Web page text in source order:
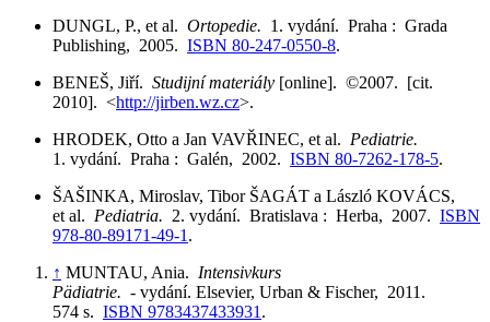
DUNGL, P., et al. Ortopedie. 1. vydání. Praha : Grada
Publishing, 2005. ISBN 80-247-0550-8.
BENEŠ, Jiří. Studijní materiály [online]. ©2007. [cit.
2010]. <http://jirben.wz.cz>.
HRODEK, Otto a Jan VAVŘINEC, et al. Pediatrie.
1. vydání. Praha : Galén, 2002. ISBN 80-7262-178-5.
ŠAŠINKA, Miroslav, Tibor ŠAGÁT a László KOVÁCS,
et al. Pediatria. 2. vydání. Bratislava : Herba, 2007. ISBN
978-80-89171-49-1 .
↑ MUNTAU, Ania. Intensivkurs
Pädiatrie. - vydání. Elsevier, Urban & Fischer, 2011.
574 s. ISBN 9783437433931 .